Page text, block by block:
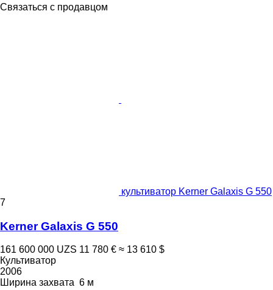
Связаться с продавцом
культиватор Kerner Galaxis G 550
7
Kerner Galaxis G 550
161 600 000 UZS 11 780 € ≈ 13 610 $
Культиватор
2006
Ширина захвата 6 м